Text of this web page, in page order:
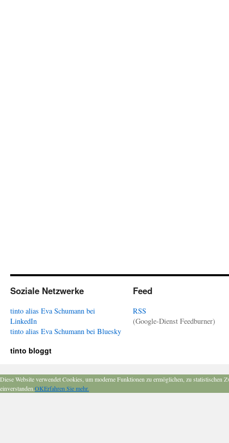
Soziale Netzwerke
tinto alias Eva Schumann bei
LinkedIn
tinto alias Eva Schumann bei Bluesky
Feed
RSS
(Google-Dienst Feedburner)
tinto bloggt
Diese Website verwendet Cookies, um moderne Funktionen zu ermöglichen, zu
einverstanden.OKErfahren Sie mehr.